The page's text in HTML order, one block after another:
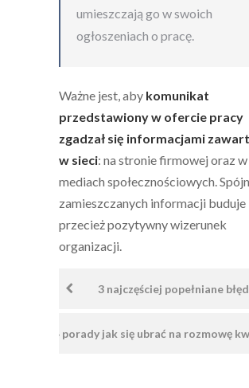
umieszczają go w swoich
ogłoszeniach o pracę.
Ważne jest, aby komunikat
przedstawiony w ofercie pracy
zgadzał się informacjami
w sieci: na stronie firmowej oraz w
mediach społecznościowych.
zamieszczanych informacji buduje
przecież pozytywny wizerunek
organizacji.
Nawigacja
wpisu
3 najczęściej popełniane
4 porady jak się ubrać na rozmowę